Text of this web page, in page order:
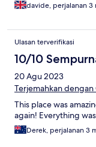
davide, perjalanan 3
Ulasan terverifikasi
10/10
20 Agu 2023
Terjemahkan
This place was
again! Everything
Derek, perjalanan 3